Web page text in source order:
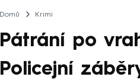
Domů Krimi
Pátrání po
Policejní